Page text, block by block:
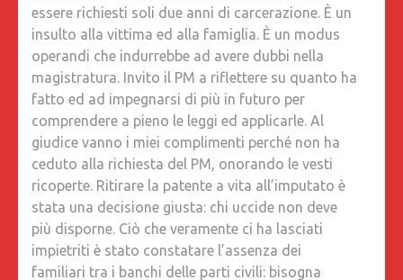
essere richiesti soli due anni di carcerazione. È un
insulto alla vittima ed alla famiglia. È un modus
operandi che indurrebbe ad avere dubbi nella
magistratura. Invito il PM a riflettere su quanto ha
fatto ed ad impegnarsi di più in futuro per
comprendere a pieno le leggi ed applicarle. Al
giudice vanno i miei complimenti perché non ha
ceduto alla richiesta del PM, onorando le vesti
ricoperte. Ritirare la patente a vita all’imputato è
stata una decisione giusta: chi uccide non deve
più disporne. Ciò che veramente ci ha lasciati
impietriti è stato constatare l’assenza dei
familiari tra i banchi delle parti civili: bisogna